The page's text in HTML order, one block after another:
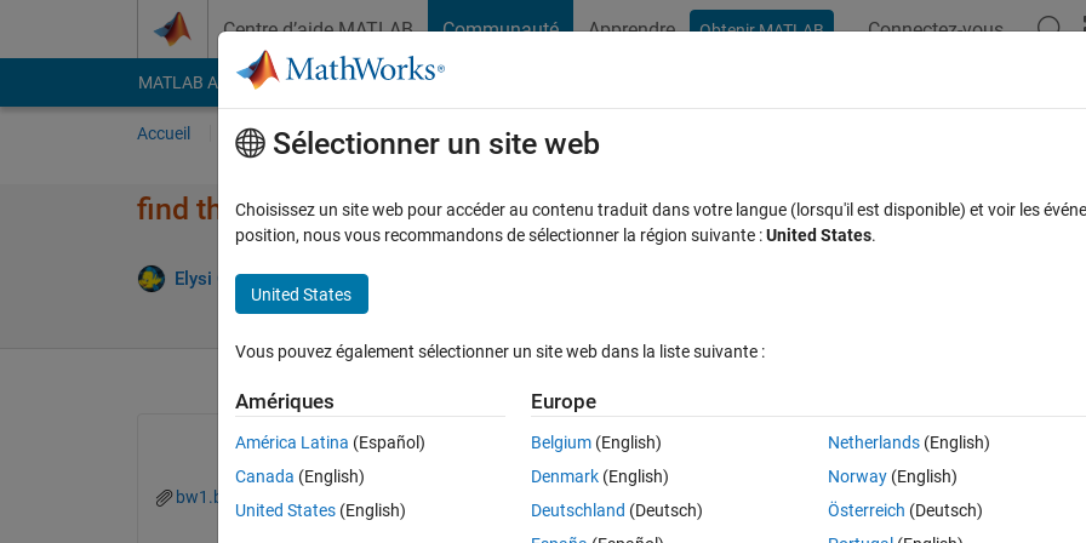
Centre d’aide MATLAB Communauté Apprendre Obtenir MATLAB Connectez-vous
MATLAB Answers File Exchange Cody
Accueil Poser une question Parcourir
find the object closest to the center
Elysi Cochin 9 Avr 2021
bw1.bmp
Sélectionner un site web
Choisissez un site web pour accéder au contenu traduit dans votre langue (lorsqu'il est disponible) et voir les
position, nous vous recommandons de sélectionner la région suivante :United States.
United States
Vous pouvez également sélectionner un site web dans la liste suivante :
Amériques
América Latina (Español)
Canada (English)
United States (English)
Europe
Belgium (English)
Denmark (English)
Deutschland (Deutsch)
Netherlands(English)
Norway(English)
Österreich (Deutsch)